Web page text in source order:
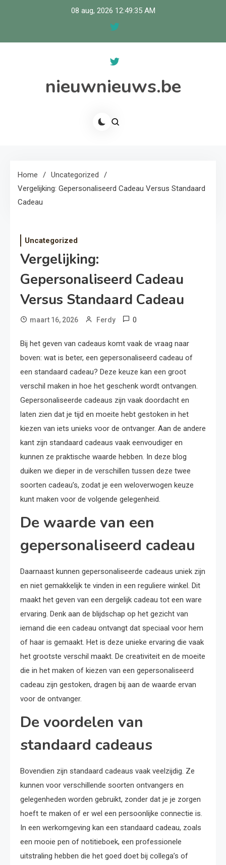
08 aug, 2026 12:49:35 AM
nieuwnieuws.be
Home
Uncategorized
Vergelijking: Gepersonaliseerd Cadeau Versus Standaard
Cadeau
Uncategorized
Vergelijking:
Gepersonaliseerd Cadeau
Versus Standaard Cadeau
maart 16, 2026 Ferdy 0
Bij het geven van cadeaus komt vaak de vraag naar
boven: wat is beter, een gepersonaliseerd cadeau of
een standaard cadeau? Deze keuze kan een groot
verschil maken in hoe het geschenk wordt ontvangen.
Gepersonaliseerde cadeaus zijn vaak doordacht en
laten zien dat je tijd en moeite hebt gestoken in het
kiezen van iets unieks voor de ontvanger. Aan de andere
kant zijn standaard cadeaus vaak eenvoudiger en
kunnen ze praktische waarde hebben. In deze blog
duiken we dieper in de verschillen tussen deze twee
soorten cadeau’s, zodat je een weloverwogen keuze
kunt maken voor de volgende gelegenheid.
De waarde van een
gepersonaliseerd cadeau
Daarnaast kunnen gepersonaliseerde cadeaus uniek zijn
en niet gemakkelijk te vinden in een reguliere winkel. Dit
maakt het geven van een dergelijk cadeau tot een ware
ervaring. Denk aan de blijdschap op het gezicht van
iemand die een cadeau ontvangt dat speciaal voor hem
of haar is gemaakt. Het is deze unieke ervaring die vaak
het grootste verschil maakt. De creativiteit en de moeite
die in het maken of kiezen van een gepersonaliseerd
cadeau zijn gestoken, dragen bij aan de waarde ervan
voor de ontvanger.
De voordelen van
standaard cadeaus
Bovendien zijn standaard cadeaus vaak veelzijdig. Ze
kunnen voor verschillende soorten ontvangers en
gelegenheden worden gebruikt, zonder dat je je zorgen
hoeft te maken of er wel een persoonlijke connectie is.
In een werkomgeving kan een standaard cadeau, zoals
een mooie pen of notitieboek, een professionele
uitstraling hebben die het goed doet bij collega’s of